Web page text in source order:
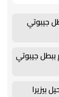
جيبوتي
ببطل جيبوتي
بيزيرا